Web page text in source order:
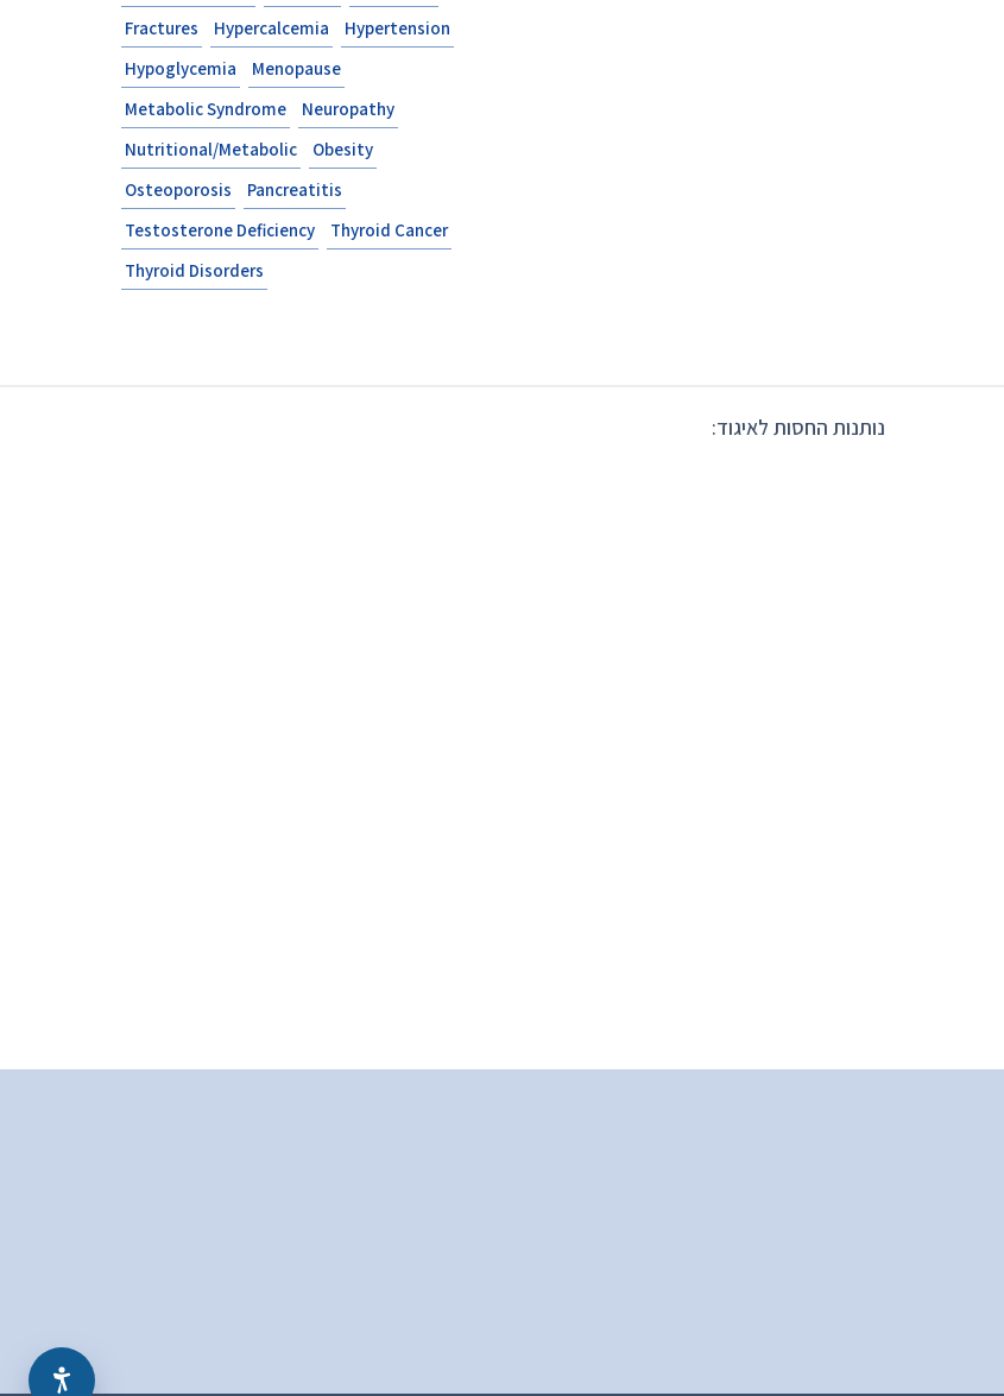
Fractures
Hypercalcemia
Hypertension
Hypoglycemia
Menopause
Metabolic Syndrome
Neuropathy
Nutritional/Metabolic
Obesity
Osteoporosis
Pancreatitis
Testosterone Deficiency
Thyroid Cancer
Thyroid Disorders
נותנות החסות לאיגוד: